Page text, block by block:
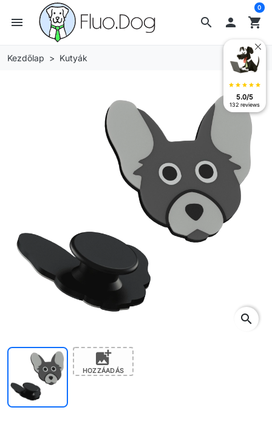
search
menu  shopping_cart
0
Kezdőlap Kutyák
search
add_photo_alternate
HOZZÁADÁS
star star star star star
5.0/5
132 reviews